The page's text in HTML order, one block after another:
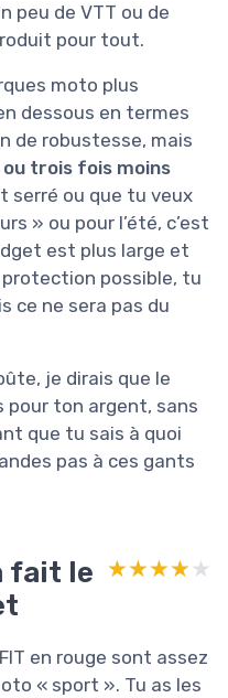
peu de VTT ou de
pour tout.
moto plus
dessous en termes
de robustesse, mais
ou trois fois moins
serré ou que tu veux
» ou pour l’été, c’est
est plus large et
possible, tu
ce ne sera pas du
je dirais que le
pour ton argent, sans
que tu sais à quoi
pas à ces gants
fait le ★★★★★
★★★★★
en rouge sont assez
« sport ». Tu as les